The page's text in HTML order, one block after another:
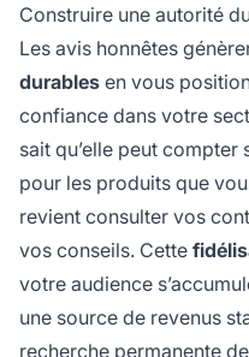
Construire une autorité
Les avis honnêtes
durables en vous
confiance dans votre
sait qu’elle peut
pour les produits que
revient consulter vos
vos conseils. Cette
votre audience
une source de revenus
recherche permanente